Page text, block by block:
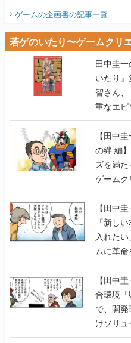
ビュー】
ゲームの企画書の記事一覧
若ゲのいたり〜ゲームクリ
田中圭
いたり
智さん
重なエ
【田中圭
の絆 編
ズを満た
ゲームク
【若ゲ
【田中
「新し
入れた
ムに革
のいたり
【田中
合環境
で、開
けソリ
に行っ